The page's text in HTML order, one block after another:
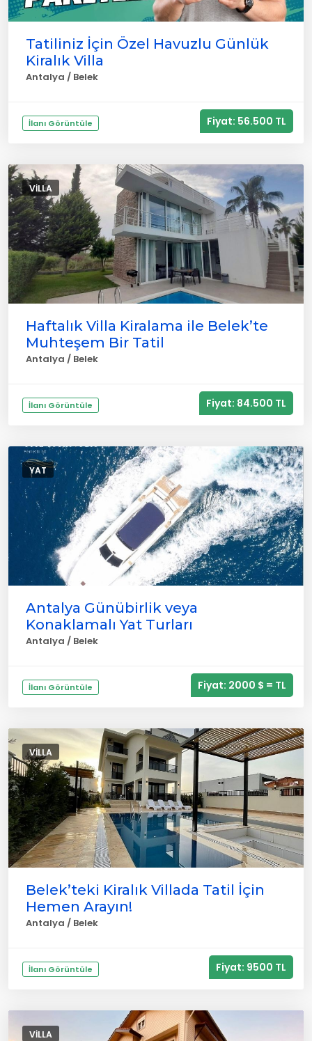
Tatiliniz İçin Özel Havuzlu Günlük
Kiralık Villa
Antalya / Belek
İlanı Görüntüle Fiyat: 56.500 TL
VILLA
Haftalık Villa Kiralama ile Belek’te
Muhteşem Bir Tatil
Antalya / Belek
İlanı Görüntüle Fiyat: 84.500 TL
YAT
Antalya Günübirlik veya
Konaklamalı Yat Turları
Antalya / Belek
İlanı Görüntüle Fiyat: 2000 $ = TL
VILLA
Belek’teki Kiralık Villada Tatil İçin
Hemen Arayın!
Antalya / Belek
İlanı Görüntüle Fiyat: 9500 TL
VILLA